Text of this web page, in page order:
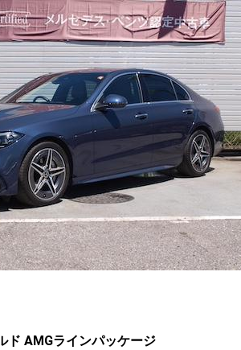
設定中 1005台
ソーシャルメディアポリシー
会社概要
ド AMGラインパッケージ
キャンセル
宇都宮
サーティファイドカーセンター
販売店情報
地図を見る
在庫一覧
キャンセル